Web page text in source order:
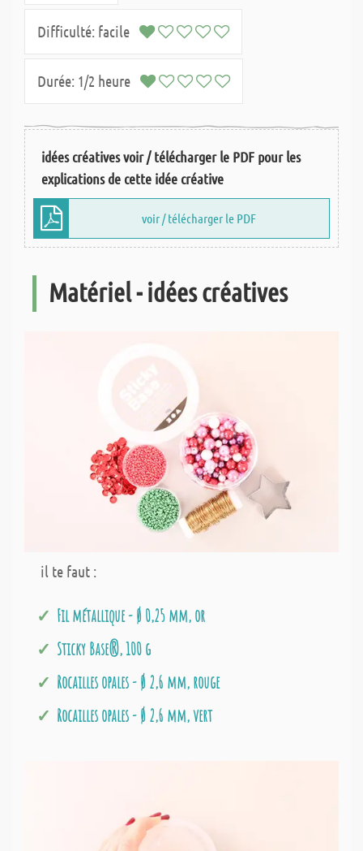
Difficulté: facile
Durée: 1/2 heure
idées créatives voir / télécharger le PDF pour les
explications de cette idée créative
voir / télécharger le PDF
Matériel - idées créatives
il te faut :
Fil métallique - Ø 0,25 mm, or
Sticky Base®, 100 g
Rocailles opales - Ø 2,6 mm, rouge
Rocailles opales - Ø 2,6 mm, vert